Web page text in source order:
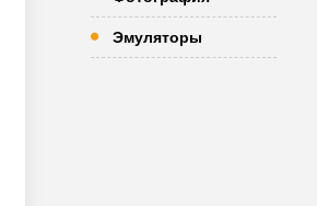
Эмуляторы